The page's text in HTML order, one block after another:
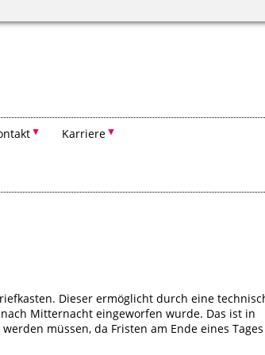
Karriere
Dieser ermöglicht durch eine
Mitternacht eingeworfen wurde. Das ist in
müssen, da Fristen am Ende eines Tages